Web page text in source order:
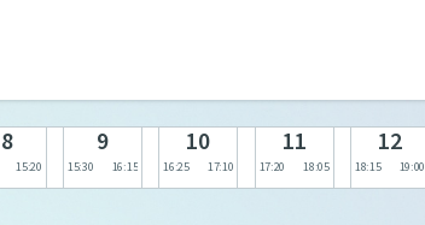
8
15:20
9
15:30 16:15
10
16:25 17:10
11
17:20 18:05
12
18:15 19:00